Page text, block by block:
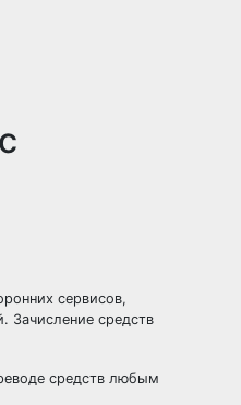
сервисов,
Зачисление средств
средств любым